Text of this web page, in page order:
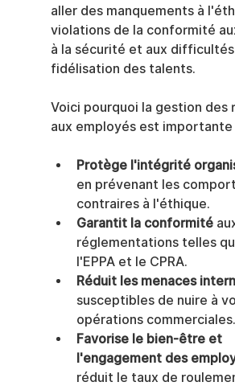
aller des manquements à
violations de la conformité
à la sécurité et aux
fidélisation des talents.
Voici pourquoi la gestion des
aux employés est importante
Protège l'intégrité
en prévenant les
contraires à l'éthique.
Garantit la conformité
réglementations telles
l'EPPA et le CPRA.
Réduit les menaces
susceptibles de nuire à
opérations commerciales.
Favorise le bien-être et
l'engagement des
réduit le taux de